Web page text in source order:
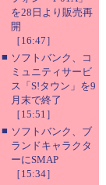
を28日より販売再
開
［16:47］
■ ソフトバンク、コ
ミュニティサービ
ス「S!タウン」を9
月末で終了
［15:51］
■ ソフトバンク、ブ
ランドキャラクタ
ーにSMAP
［15:34］